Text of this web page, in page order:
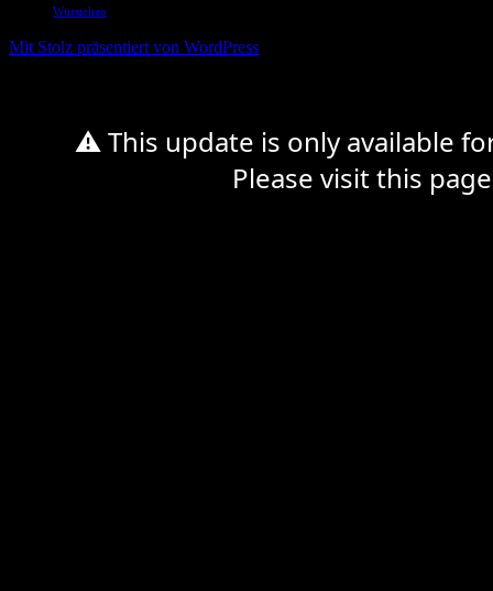
Würstchen
Mit Stolz präsentiert von WordPress
⚠ This update is only available
Please visit this